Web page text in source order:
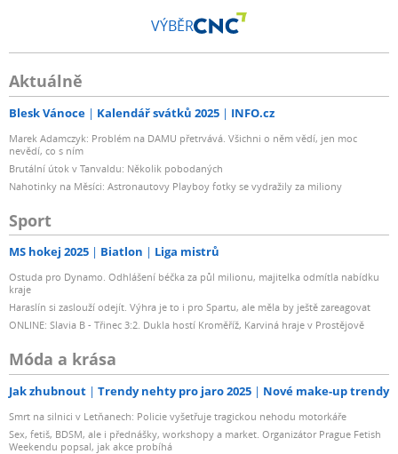
VÝBĚR
Aktuálně
Blesk Vánoce Kalendář svátků 2025 INFO.cz
Marek Adamczyk: Problém na DAMU přetrvává. Všichni o něm vědí, jen moc
nevědí, co s ním
Brutální útok v Tanvaldu: Několik pobodaných
Nahotinky na Měsíci: Astronautovy Playboy fotky se vydražily za miliony
Sport
MS hokej 2025 Biatlon Liga mistrů
Ostuda pro Dynamo. Odhlášení béčka za půl milionu, majitelka odmítla nabídku
kraje
Haraslín si zaslouží odejít. Výhra je to i pro Spartu, ale měla by ještě zareagovat
ONLINE: Slavia B - Třinec 3:2. Dukla hostí Kroměříž, Karviná hraje v Prostějově
Móda a krása
Jak zhubnout Trendy nehty pro jaro 2025 Nové make-up trendy
Smrt na silnici v Letňanech: Policie vyšetřuje tragickou nehodu motorkáře
Sex, fetiš, BDSM, ale i přednášky, workshopy a market. Organizátor Prague Fetish
Weekendu popsal, jak akce probíhá